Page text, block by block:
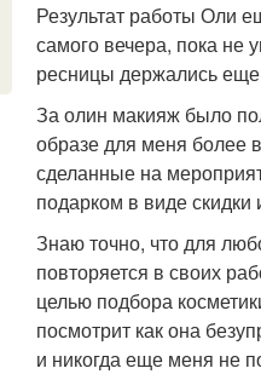
Результат работы Оли
самого вечера, пока не
ресницы держались
За олин макияж было
образе для меня более
сделанные на
подарком в виде
Знаю точно, что для
повторяется в своих
целью подбора
посмотрит как она
и никогда еще меня не